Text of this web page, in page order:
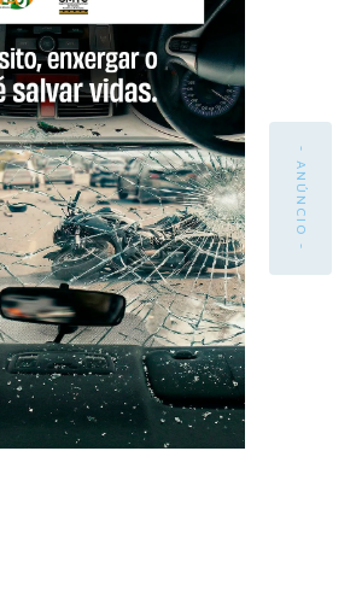
- ANÚNCIO -